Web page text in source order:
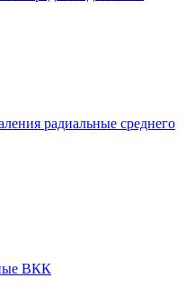
радиальные среднего
ВКК